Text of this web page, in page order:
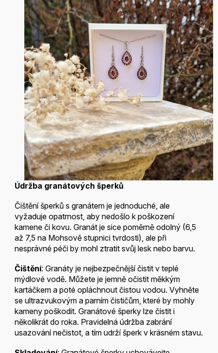
Údržba granátových šperků
Čištění šperků s granátem je jednoduché, ale
vyžaduje opatrnost, aby nedošlo k poškození
kamene či kovu. Granát je sice poměrně odolný (6,5
až 7,5 na Mohsově stupnici tvrdosti), ale při
nesprávné péči by mohl ztratit svůj lesk nebo barvu.
Čištění: Granáty je nejbezpečnější čistit v teplé
mýdlové vodě. Můžete je jemně očistit měkkým
kartáčkem a poté opláchnout čistou vodou. Vyhněte
se ultrazvukovým a parním čističům, které by mohly
kameny poškodit. Granátové šperky lze čistit i
několikrát do roka. Pravidelná údržba zabrání
usazování nečistot, a tím udrží šperk v krásném stavu.